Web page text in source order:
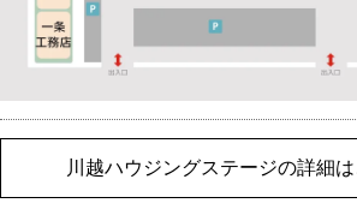
川越ハウジングステージの詳細